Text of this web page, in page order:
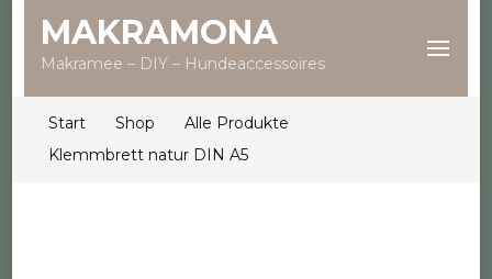
MAKRAMONA
Makramee – DIY – Hundeaccessoires
Start Shop
Alle Produkte
Klemmbrett natur DIN A5